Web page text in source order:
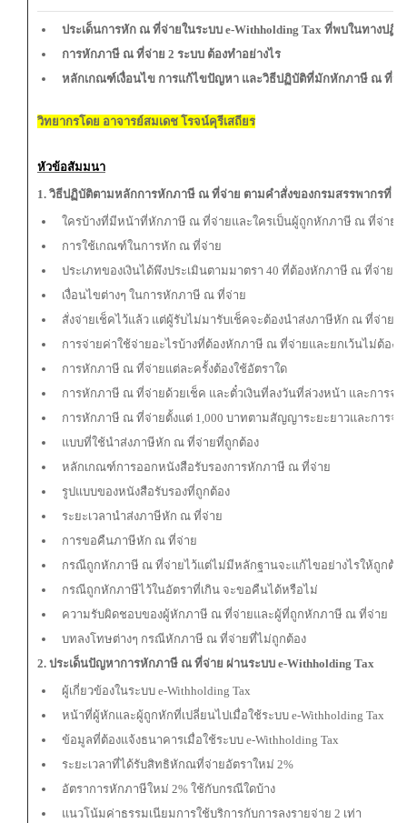
ประเด็นการหัก ณ ที่จ่ายในระบบ e-Withholding Tax ที่พบในทางปฏิ
การหักภาษี ณ ที่จ่าย 2 ระบบ ต้องทำอย่างไร
หลักเกณฑ์เงื่อนไข การแก้ไขปัญหา และวิธีปฏิบัติที่มักหักภาษี ณ ที่จ่
วิทยากรโดย อาจารย์สมเดช โรจน์คุรีเสถียร
หัวข้อสัมมนา
1. วิธีปฏิบัติตามหลักการหักภาษี ณ ที่จ่าย ตามคำสั่งของกรมสรรพากรที่ ท.
ใครบ้างที่มีหน้าที่หักภาษี ณ ที่จ่ายและใครเป็นผู้ถูกหักภาษี ณ ที่จ่าย
การใช้เกณฑ์ในการหัก ณ ที่จ่าย
ประเภทของเงินได้พึงประเมินตามมาตรา 40 ที่ต้องหักภาษี ณ ที่จ่าย
เงื่อนไขต่างๆ ในการหักภาษี ณ ที่จ่าย
สั่งจ่ายเช็คไว้แล้ว แต่ผู้รับไม่มารับเช็คจะต้องนำส่งภาษีหัก ณ ที่จ่ายห
การจ่ายค่าใช้จ่ายอะไรบ้างที่ต้องหักภาษี ณ ที่จ่ายและยกเว้นไม่ต้อง
การหักภาษี ณ ที่จ่ายแต่ละครั้งต้องใช้อัตราใด
การหักภาษี ณ ที่จ่ายด้วยเช็ค และตั๋วเงินที่ลงวันที่ล่วงหน้า และการจ่า
การหักภาษี ณ ที่จ่ายตั้งแต่ 1,000 บาทตามสัญญาระยะยาวและการจ่
แบบที่ใช้นำส่งภาษีหัก ณ ที่จ่ายที่ถูกต้อง
หลักเกณฑ์การออกหนังสือรับรองการหักภาษี ณ ที่จ่าย
รูปแบบของหนังสือรับรองที่ถูกต้อง
ระยะเวลานำส่งภาษีหัก ณ ที่จ่าย
การขอคืนภาษีหัก ณ ที่จ่าย
กรณีถูกหักภาษี ณ ที่จ่ายไว้แต่ไม่มีหลักฐานจะแก้ไขอย่างไรให้ถูกต้อง
กรณีถูกหักภาษีไว้ในอัตราที่เกิน จะขอคืนได้หรือไม่
ความรับผิดชอบของผู้หักภาษี ณ ที่จ่ายและผู้ที่ถูกหักภาษี ณ ที่จ่าย
บทลงโทษต่างๆ กรณีหักภาษี ณ ที่จ่ายที่ไม่ถูกต้อง
2. ประเด็นปัญหาการหักภาษี ณ ที่จ่าย ผ่านระบบ e-Withholding Tax
ผู้เกี่ยวข้องในระบบ e-Withholding Tax
หน้าที่ผู้หักและผู้ถูกหักที่เปลี่ยนไปเมื่อใช้ระบบ e-Withholding Tax
ข้อมูลที่ต้องแจ้งธนาคารเมื่อใช้ระบบ e-Withholding Tax
ระยะเวลาที่ได้รับสิทธิหักณที่จ่ายอัตราใหม่ 2%
อัตราการหักภาษีใหม่ 2% ใช้กับกรณีใดบ้าง
แนวโน้มค่าธรรมเนียมการใช้บริการกับการลงรายจ่าย 2 เท่า